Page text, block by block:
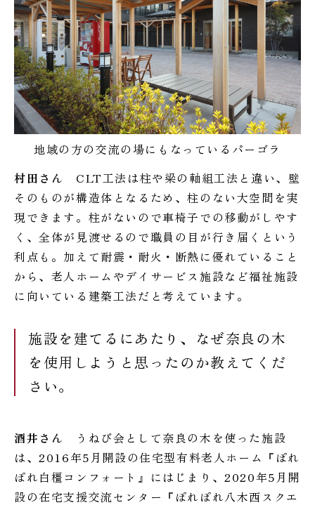
地域の方の交流の場にもなっているパーゴラ
村田さん
CLT工法は柱や梁の軸組工法と違い、壁
そのものが構造体となるため、柱のない大空間を実
現できます。柱がないので車椅子での移動がしやす
く、全体が見渡せるので職員の目が行き届くという
利点も。加えて耐震・耐火・断熱に優れていること
から、老人ホームやデイサービス施設など福祉施設
に向いている建築工法だと考えています。
施設を建てるにあたり、なぜ奈良の木
を使用しようと思ったのか教えてくだ
さい。
酒井さん
うねび会として奈良の木を使った施設
は、2016年5月開設の住宅型有料老人ホーム『ぽれ
ぽれ白橿コンフォート』にはじまり、2020年5月開
設の在宅支援交流センター『ぽれぽれ八木西スクエ